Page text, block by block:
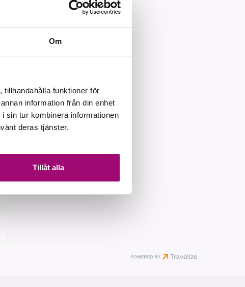
Om
tillhandahålla funktioner för
information från din enhet
sin tur kombinera informationen
deras tjänster.
Tillåt alla